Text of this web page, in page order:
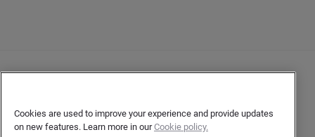
Declaración de privacidad del cliente
Declaración de privacidad para los autores
Cookies are used to improve your experience and provide updates
on new features. Learn more in ourCookie policy.